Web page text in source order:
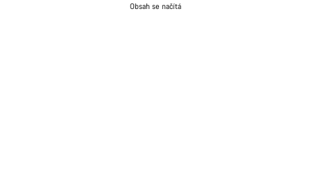
Obsah se načítá